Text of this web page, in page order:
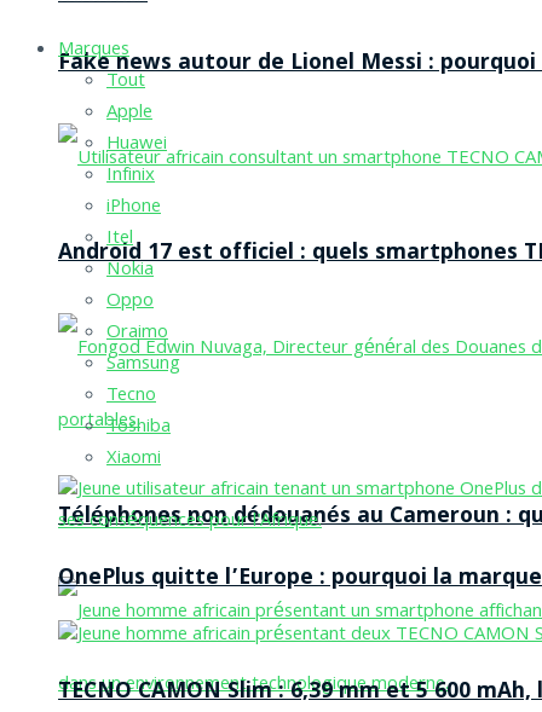
Fake news autour de Lionel Messi :
Android 17 est officiel : quels smartphones
Téléphones non dédouanés au Cameroun :
Marques
Tout
Apple
Huawei
Infinix
iPhone
Itel
Nokia
Oppo
Oraimo
Samsung
Tecno
Toshiba
Xiaomi
OnePlus quitte l’Europe : pourquoi la
TECNO CAMON Slim : 6,39 mm et 5 600